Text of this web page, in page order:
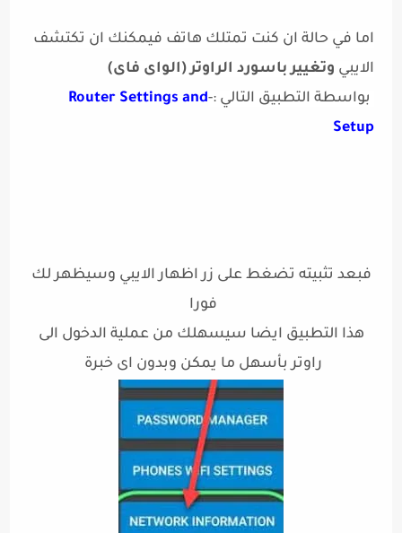
اما في حالة ان كنت تمتلك هاتف فيمكنك ان تكتشف
الايبي وتغيير باسورد الراوتر (الواى فاى)
بواسطة التطبيق التالي :-Router Settings and
Setup
فبعد تثبيته تضغط على زر اظهار الايبي وسيظهر لك
فورا
هذا التطبيق ايضا سيسهلك من عملية الدخول الى
راوتر بأسهل ما يمكن وبدون اى خبرة